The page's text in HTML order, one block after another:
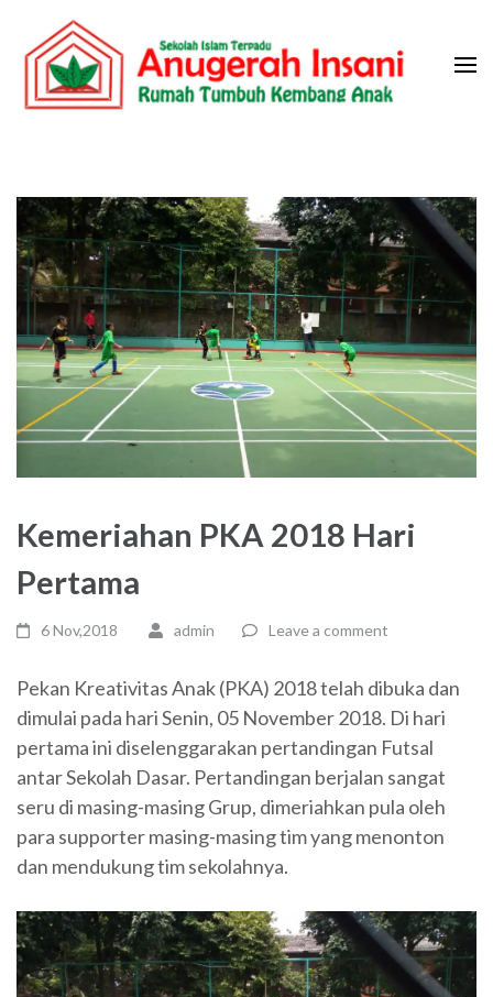
content
(Press
Kemeriahan PKA 2018 Hari
Pertama
6 Nov,2018 admin Leave a comment
Pekan Kreativitas Anak (PKA) 2018 telah dibuka dan
dimulai pada hari Senin, 05 November 2018. Di hari
pertama ini diselenggarakan pertandingan Futsal
antar Sekolah Dasar. Pertandingan berjalan sangat
seru di masing-masing Grup, dimeriahkan pula oleh
para supporter masing-masing tim yang menonton
dan mendukung tim sekolahnya.